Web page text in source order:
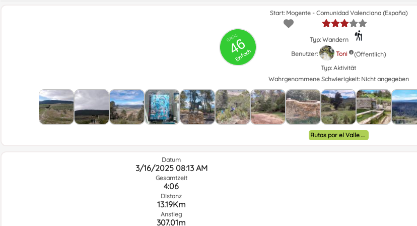
GRSIC
46
Einfach
Start: Mogente - Comunidad Valenciana (España)
Typ: Wandern
Benutzer:
Toni
(Öffentlich)
Typ: Aktivität
Wahrgenommene Schwierigkeit: Nicht angegeben
Rutas por el Valle de Ayora y alrededores.
Datum
3/16/2025 08:13 AM
Gesamtzeit
4:06
Distanz
13.19Km
Anstieg
307.01m